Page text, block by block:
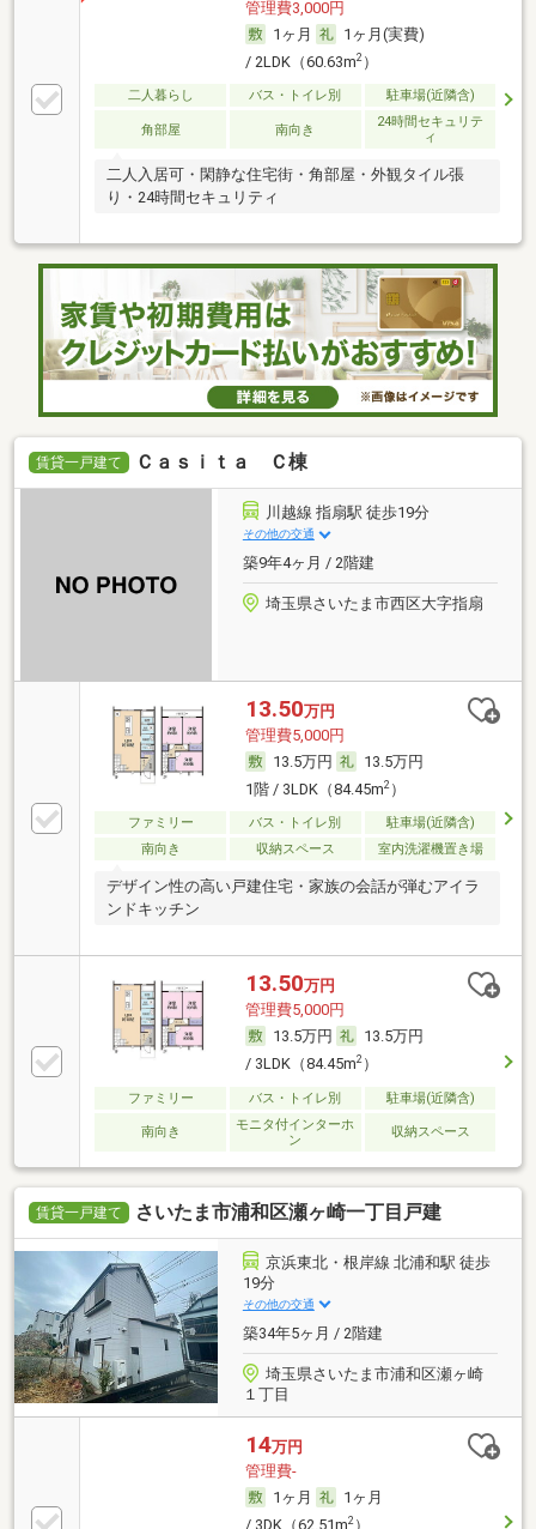
管理費3,000円
1ヶ月
1ヶ月(実費)
/ 2LDK（60.63m2）
二人暮らし バス・トイレ別 駐車場(近隣含)
角部屋 南向き
24時間セキュリテ
ィ
二人入居可・閑静な住宅街・角部屋・外観タイル張
り・24時間セキュリティ
賃貸一戸建て Ｃａｓｉｔａ Ｃ棟
川越線 指扇駅 徒歩19分
その他の交通
築9年4ヶ月 / 2階建
埼玉県さいたま市西区大字指扇
13.50万円
管理費5,000円
13.5万円
13.5万円
1階 / 3LDK（84.45m2）
ファミリー バス・トイレ別
駐車場(近隣含)
南向き
収納スペース 室内洗濯機置き場
デザイン性の高い戸建住宅・家族の会話が弾むアイラ
ンドキッチン
13.50万円
管理費5,000円
13.5万円
13.5万円
/ 3LDK（84.45m2）
ファミリー バス・トイレ別 駐車場(近隣含)
南向き
モニタ付インターホ
ン
収納スペース
賃貸一戸建て さいたま市浦和区瀬ヶ崎一丁目戸建
京浜東北・根岸線 北浦和駅 徒歩
19分
その他の交通
築34年5ヶ月 / 2階建
埼玉県さいたま市浦和区瀬ヶ崎
１丁目
14万円
管理費-
1ヶ月
1ヶ月
/ 3DK（62.51m2）